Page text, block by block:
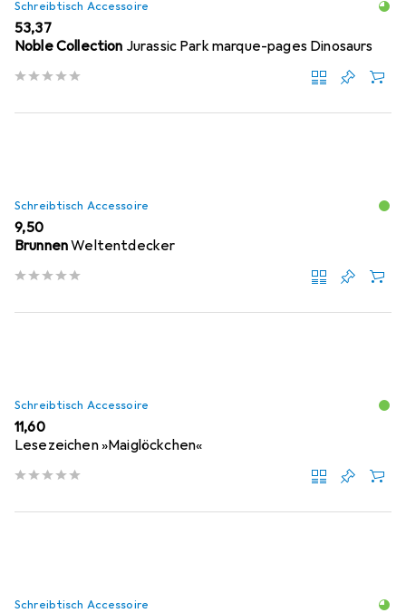
Schreibtisch Accessoire
EUR
53,37
Noble Collection Jurassic Park marque-pages Dinosaurs
Schreibtisch Accessoire
EUR
9,50
BrunnenWeltentdecker
Schreibtisch Accessoire
EUR
11,60
Lesezeichen »Maiglöckchen«
Schreibtisch Accessoire